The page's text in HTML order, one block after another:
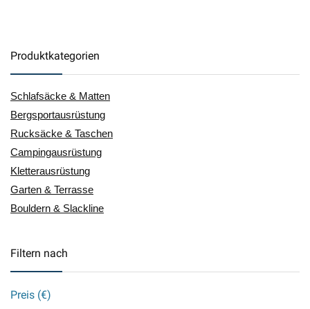
Produktkategorien
Schlafsäcke & Matten
Bergsportausrüstung
Rucksäcke & Taschen
Campingausrüstung
Kletterausrüstung
Garten & Terrasse
Bouldern & Slackline
Filtern nach
Preis (€)